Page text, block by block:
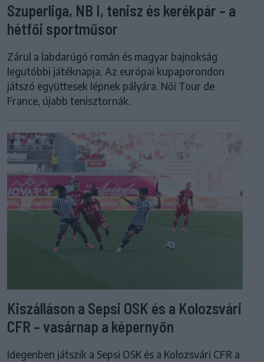
Szuperliga, NB I, tenisz és kerékpár – a
hétfői sportműsor
Zárul a labdarúgó román és magyar bajnokság
legutóbbi játéknapja. Az európai kupaporondon
játszó együttesek lépnek pályára. Női Tour de
France, újabb tenisztornák.
Kiszálláson a Sepsi OSK és a Kolozsvári
CFR – vasárnap a képernyőn
Idegenben játszik a Sepsi OSK és a Kolozsvári CFR a